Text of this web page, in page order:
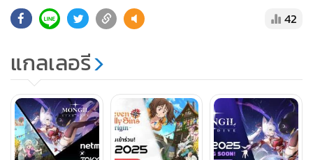
และ กาลวิบัติ 4 อัศวิน รวมไปถึงตัวละครต้นฉบับของเกม เพื่อ
ยังให้ผู้เล่นได้สำรวจทวีปบริทาเนีย ต่อสู้แบบแท็กทีม ปลดปล่อย
พลังสกิลผสมผสานอันทรงพลังและเพลิดเพลินไปกับแอ็กชันที่
พัฒนาอย่างต่อเนื่องผ่านการผสมผสานตัวละครและอาวุธที่
หลากหลาย นอกจากนี้ ผู้เล่นยังสามารถร่วมเล่นปาร์ตี้กับผู้เล่น
คนอื่น ๆ ได้อีกด้วย
42
แกลเลอรี